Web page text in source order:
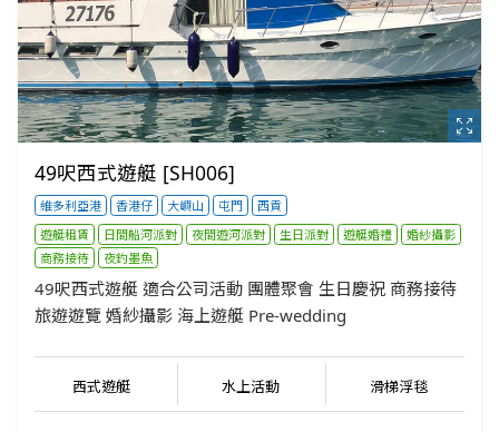
49呎西式遊艇 [SH006]
維多利亞港 香港仔 大嶼山 屯門
西貢
遊艇租賃
日間船河派對 夜間遊河派對 生日派對 遊艇婚禮
婚紗攝影
商務接待
夜釣墨魚
49呎西式遊艇 適合公司活動 團體聚會 生日慶祝 商務接待
旅遊遊覽 婚紗攝影 海上遊艇 Pre-wedding
西式遊艇 水上活動 滑梯浮毯